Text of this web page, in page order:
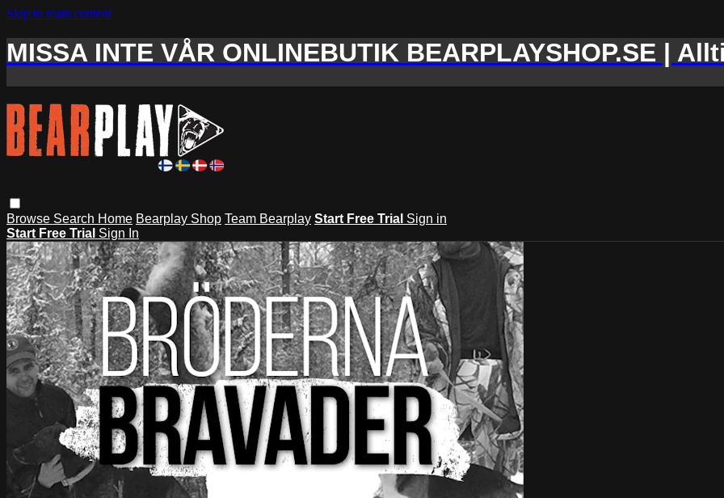
Skip to main content
MISSA INTE VÅR ONLINEBUTIK BEARPLAYSHOP.SE |
Browse Search Home Bearplay Shop Team Bearplay Start Free Trial Sign in
Start Free Trial Sign In